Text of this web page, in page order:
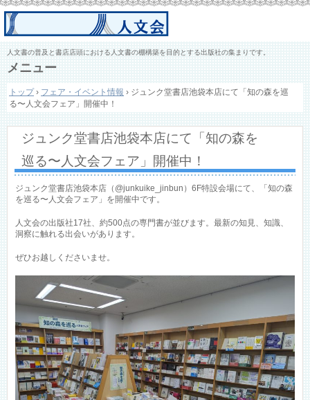
人文書の普及と書店店頭における人文書の棚構築を目的とする出版社の集まりです。
メニュー
ン
テ
ツ
ッ
トップ › フェア・イベント情報 › ジュンク堂書店池袋本店にて「知の森を巡
る〜人文会フェア」開催中！
ジュンク堂書店池袋本店にて「知の森を
巡る〜人文会フェア」開催中！
ジュンク堂書店池袋本店（@junkuike_jinbun）6F特設会場にて、「知の森
を巡る〜人文会フェア」を開催中です。
人文会の出版社17社、約500点の専門書が並びます。最新の知見、知識、
洞察に触れる出会いがあります。
ぜひお越しくださいませ。